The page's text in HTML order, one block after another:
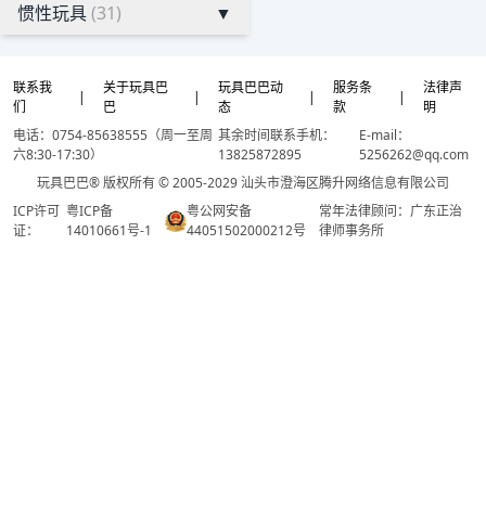
惯性玩具(31) ▼
联系我
们
|
关于玩具巴
巴
|
玩具巴巴动
态
|
服务条
款
|
法律声
明
电话：0754-85638555（周一至周
六8:30-17:30）
其余时间联系手机：
13825872895
E-mail：
5256262@qq.com
玩具巴巴® 版权所有 © 2005-2029 汕头市澄海区腾升网络信息有限公司
ICP许可
证：
粤ICP备
14010661号-1
粤公网安备
44051502000212号
常年法律顾问：广东正治
律师事务所